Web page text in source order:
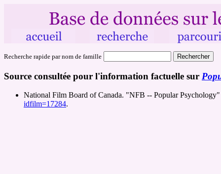
Recherche rapide par nom de famille
Source consultée pour l'information factuelle sur
National Film Board of Canada. "NFB -- Popular
idfilm=17284.